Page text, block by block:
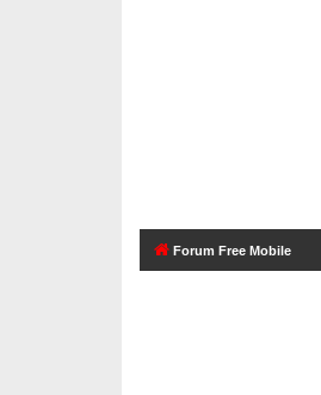
Forum Free Mobile